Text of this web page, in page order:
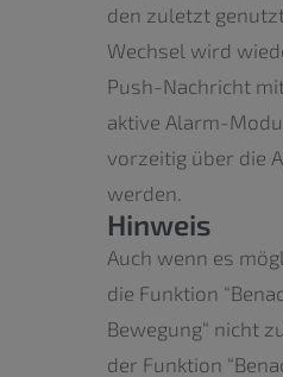
den zuletzt
Wechsel wird
Push-Nachricht
aktive Alarm-
vorzeitig über die
werden.
Hinweis
Auch wenn es
die Funktion
Bewegung“ nicht
der Funktion